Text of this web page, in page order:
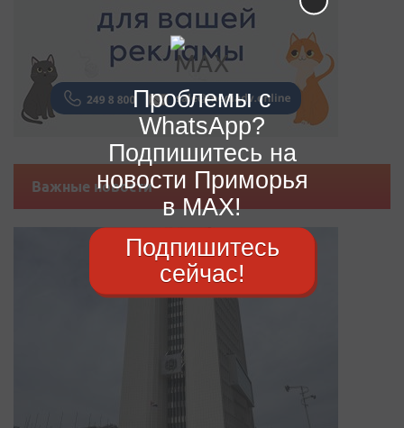
Важные новости
Проблемы с
WhatsApp?
Подпишитесь на
новости Приморья
в MAX!
Подпишитесь
сейчас!